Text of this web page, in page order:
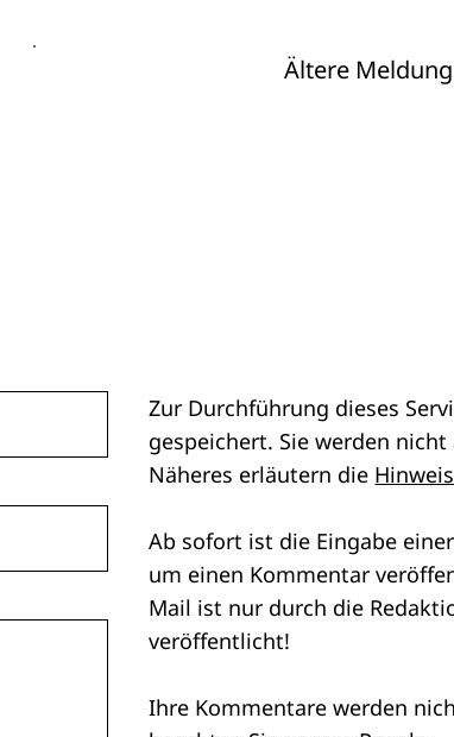
Ältere Meldung
Zur Durchführung dieses
gespeichert. Sie werden
Näheres erläutern die
Ab sofort ist die Eingabe
um einen Kommentar
Mail ist nur durch die
veröffentlicht!
Ihre Kommentare werden